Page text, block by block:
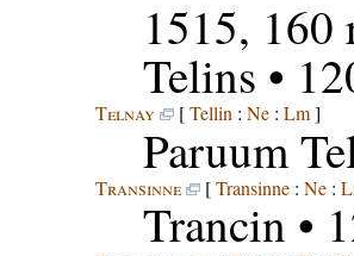
1515, 160
Telins •
Telnay [Tellin : Ne: Lm]
Paruum
Transinne [Transinne: Ne:
Trancin •